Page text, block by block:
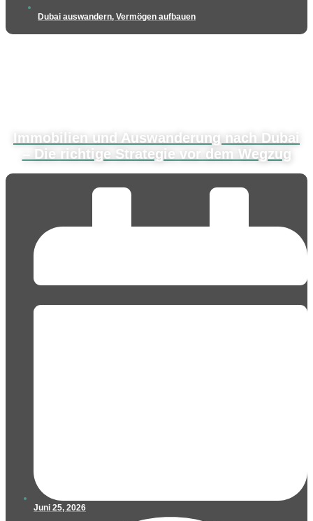
Dubai auswandern, Vermögen aufbauen
Immobilien und Auswanderung nach Dubai
– Die richtige Strategie vor dem Wegzug
Juni 25, 2026